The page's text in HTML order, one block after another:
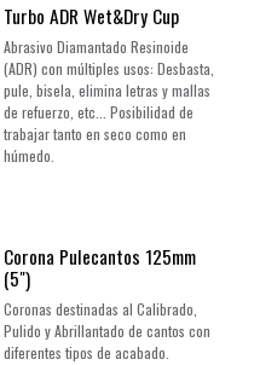
¡Nuevo!
Turbo ADR Wet&Dry Cup
Abrasivo Diamantado Resinoide
(ADR) con múltiples usos: Desbasta,
pule, bisela, elimina letras y mallas
de refuerzo, etc... Posibilidad de
trabajar tanto en seco como en
húmedo.
Corona Pulecantos 125mm
(5")
Coronas destinadas al Calibrado,
Pulido y Abrillantado de cantos con
diferentes tipos de acabado.